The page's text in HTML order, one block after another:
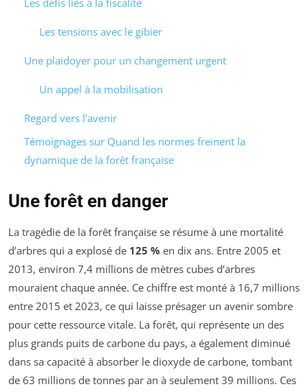
Les tensions avec le gibier
Une plaidoyer pour un changement urgent
Un appel à la mobilisation
Regard vers l’avenir
Témoignages sur Quand les normes freinent la
dynamique de la forêt française
Une forêt en danger
La tragédie de la forêt française se résume à une mortalité
d’arbres qui a explosé de 125 % en dix ans. Entre 2005 et
2013, environ 7,4 millions de mètres cubes d’arbres
mouraient chaque année. Ce chiffre est monté à 16,7 millions
entre 2015 et 2023, ce qui laisse présager un avenir sombre
pour cette ressource vitale. La forêt, qui représente un des
plus grands puits de carbone du pays, a également diminué
dans sa capacité à absorber le dioxyde de carbone, tombant
de 63 millions de tonnes par an à seulement 39 millions. Ces